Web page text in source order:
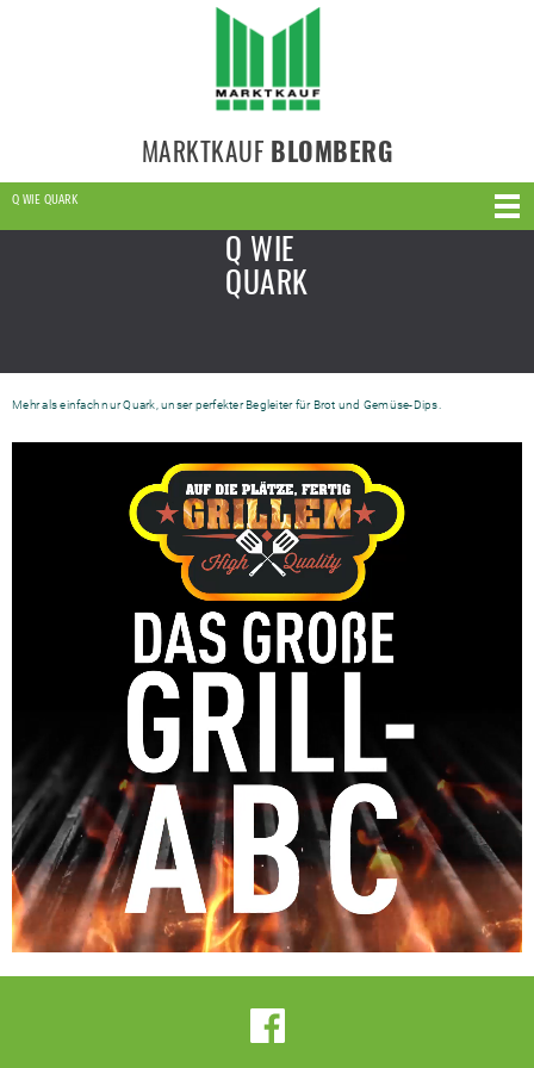
MARKTKAUF BLOMBERG
Q WIE QUARK
Q WIE
QUARK
Mehr als einfach nur Quark, unser perfekter Begleiter für Brot und Gemüse-Dips.